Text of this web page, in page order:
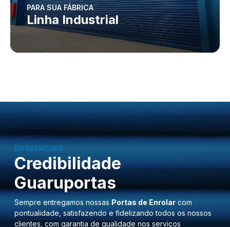
PARA SUA FÁBRICA
Linha Industrial
DIFERENCIAIS
Credibilidade
Guaruportas
Sempre entregamos nossas Portas de Enrolar com
pontualidade, satisfazendo e fidelizando todos os nossos
clientes, com garantia de qualidade nos serviços